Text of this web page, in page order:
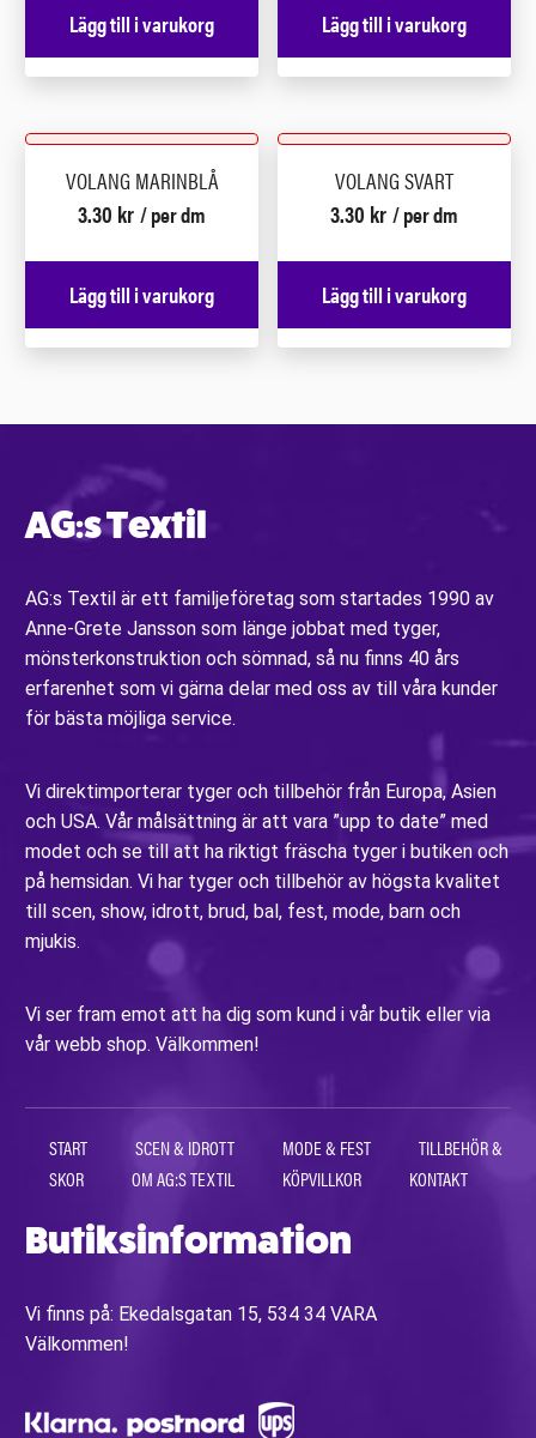
Lägg till i varukorg Lägg till i varukorg
VOLANG MARINBLÅ
3.30 kr / per dm
Lägg till i varukorg
VOLANG SVART
3.30 kr / per dm
Lägg till i varukorg
AG:s Textil
AG:s Textil är ett familjeföretag som startades 1990 av
Anne-Grete Jansson som länge jobbat med tyger,
mönsterkonstruktion och sömnad, så nu finns 40 års
erfarenhet som vi gärna delar med oss av till våra kunder
för bästa möjliga service.
Vi direktimporterar tyger och tillbehör från Europa, Asien
och USA. Vår målsättning är att vara ”upp to date” med
modet och se till att ha riktigt fräscha tyger i butiken och
på hemsidan. Vi har tyger och tillbehör av högsta kvalitet
till scen, show, idrott, brud, bal, fest, mode, barn och
mjukis.
Vi ser fram emot att ha dig som kund i vår butik eller via
vår webb shop. Välkommen!
START SCEN & IDROTT MODE & FEST
TILLBEHÖR &
SKOR
OM AG:S TEXTIL KÖPVILLKOR KONTAKT
Butiksinformation
Vi finns på: Ekedalsgatan 15, 534 34 VARA
Välkommen!